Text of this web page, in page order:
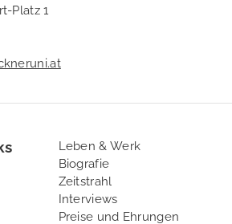
Platz 1
Footer
2
Leben & Werk
Biografie
Zeitstrahl
Interviews
Preise und Ehrungen